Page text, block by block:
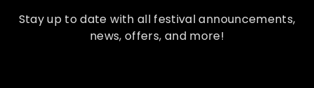
Stay up to date with all festivalannouncements,
news, offers, and more!